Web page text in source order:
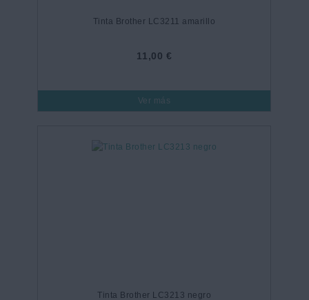
Tinta Brother LC3211 amarillo
11,00 €
Ver más
Tinta Brother LC3213 negro